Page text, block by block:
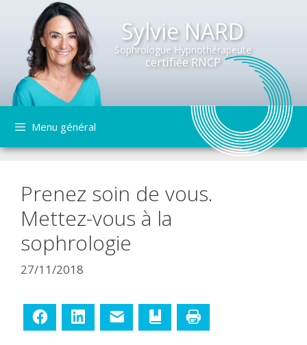
Sylvie NARD
Sophrologue Hypnothérapeute
certifiée RNCP
contenu
Menu général
Prenez soin de vous.
Mettez-vous à la
sophrologie
27/11/2018
Facebook LinkedIn Ajouter aux favoris